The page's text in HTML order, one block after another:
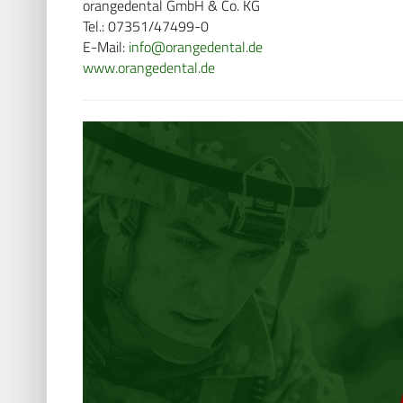
orangedental GmbH & Co. KG
Tel.: 07351/47499-0
E-Mail: info@orangedental.de
www.orangedental.de